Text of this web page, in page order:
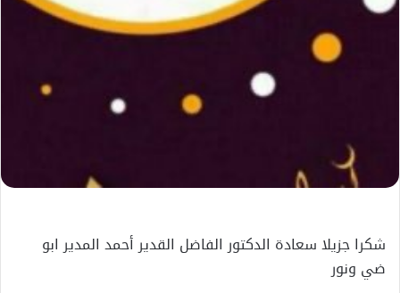
شكرا جزيلا سعادة الدكتور الفاضل القدير أحمد المدير ابو
ضي ونور